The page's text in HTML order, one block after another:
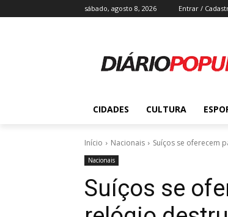
sábado, agosto 8, 2026 Entrar /
CIDADES CULTURA
Início Nacionais Suíços se oferecem
Nacionais
Suíços se